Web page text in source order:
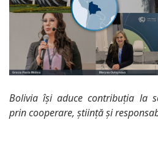
Bolivia își aduce contribuția la
prin cooperare, știință și